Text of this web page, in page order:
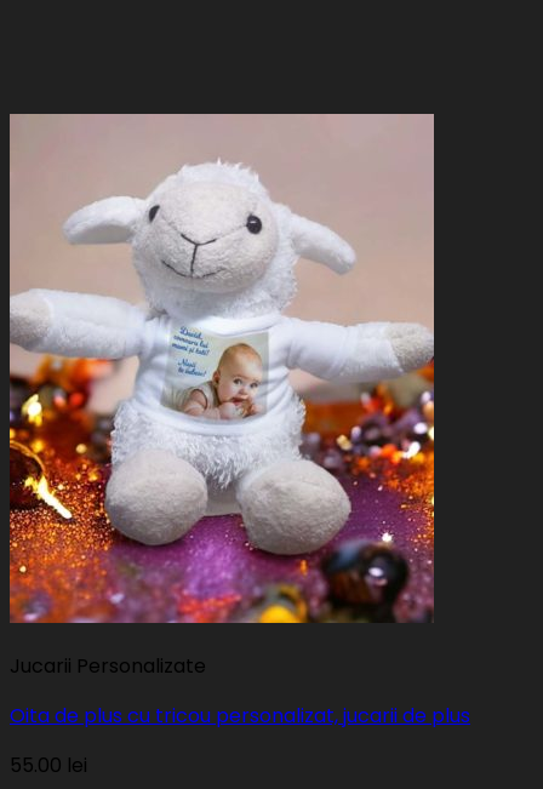
Jucarii Personalizate
Oita de plus cu tricou personalizat, jucarii de plus
55.00 lei